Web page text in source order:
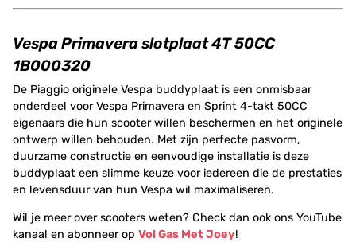
Vespa Primavera slotplaat 4T 50CC
1B000320
De Piaggio originele Vespa buddyplaat is een onmisbaar
onderdeel voor Vespa Primavera en Sprint 4-takt 50CC
eigenaars die hun scooter willen beschermen en het originele
ontwerp willen behouden. Met zijn perfecte pasvorm,
duurzame constructie en eenvoudige installatie is deze
buddyplaat een slimme keuze voor iedereen die de prestaties
en levensduur van hun Vespa wil maximaliseren.
Wil je meer over scooters weten? Check dan ook ons YouTube
kanaal en abonneer op Vol Gas Met Joey!